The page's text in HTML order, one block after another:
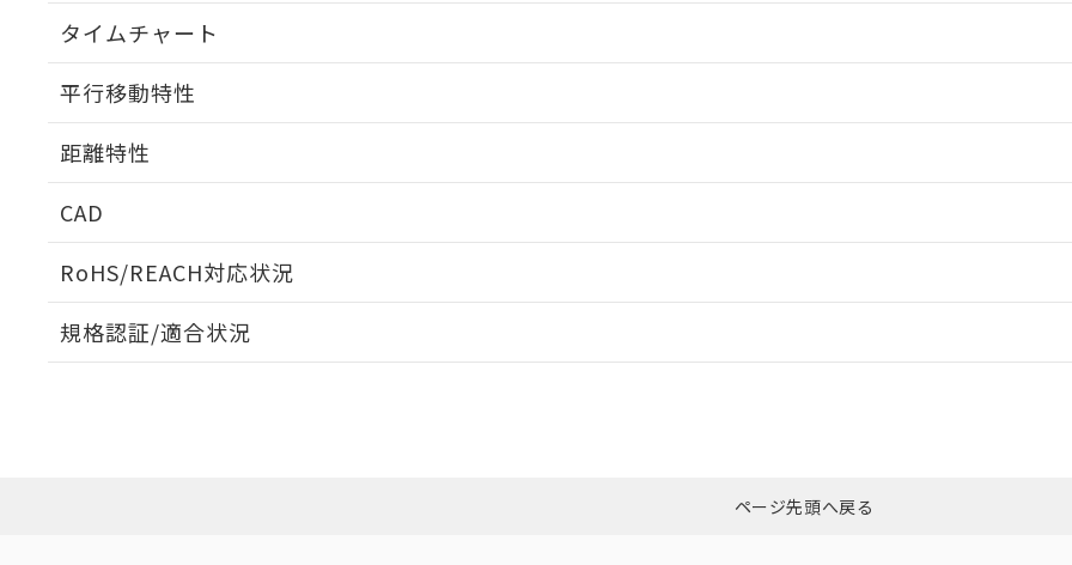
タイムチャート
平行移動特性
距離特性
CAD
RoHS/REACH対応状況
EU RoHS 注意事項・凡例
ダウンロードはこちら
規格認証/適合状況
ページ先頭へ戻る